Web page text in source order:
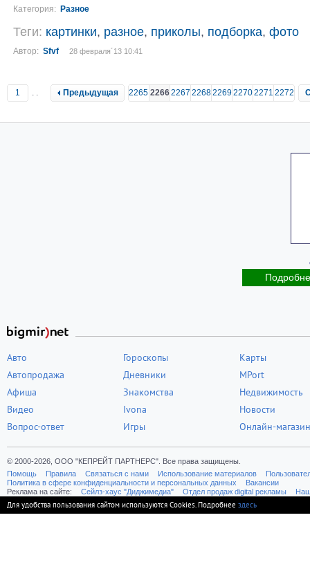
Категория: Разное
Теги: картинки, разное, приколы, подборка, фото
Автор: Sfvf 28 февраля´13 10:41
1 .. Предыдущая 2265 22662267 2268226922702271 2272
Авто
Автопродажа
Афиша
Видео
Вопрос-ответ
Гороскопы
Дневники
Знакомства
Ivona
Игры
Карты
MPort
Недвижимость
Новости
Онлайн-магазин
© 2000-2026, ООО "КЕПРЕЙТ ПАРТНЕРС". Все права защищены.
Помощь
Правила Связаться с нами Использование материалов
Политика в сфере конфиденциальности и персональных данных
Вакансии
Реклама на сайте:
Cейлз-хаус "Диджимедиа" Отдел продаж digital рекламы
Для удобства пользования сайтом используются Cookies. Подробнее здесь